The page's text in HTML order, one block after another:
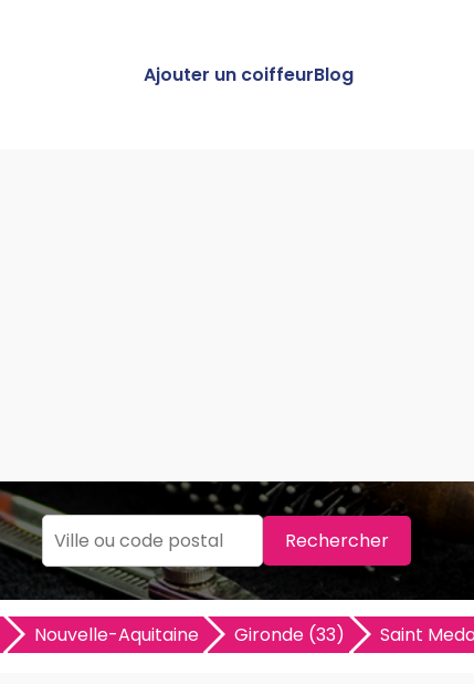
Ajouter un coiffeurBlog
Rechercher
Nouvelle-Aquitaine Gironde (33) Saint